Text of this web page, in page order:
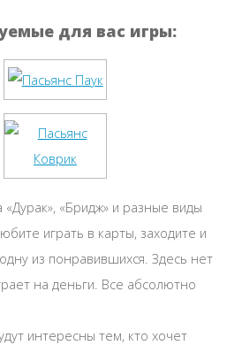
для вас игры:
«Дурак», «Бридж» и разные виды
играть в карты, заходите и
из понравившихся. Здесь нет
на деньги. Все абсолютно
интересны тем, кто хочет